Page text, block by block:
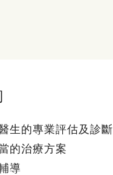
生的專業評估及診斷
的治療方案
導